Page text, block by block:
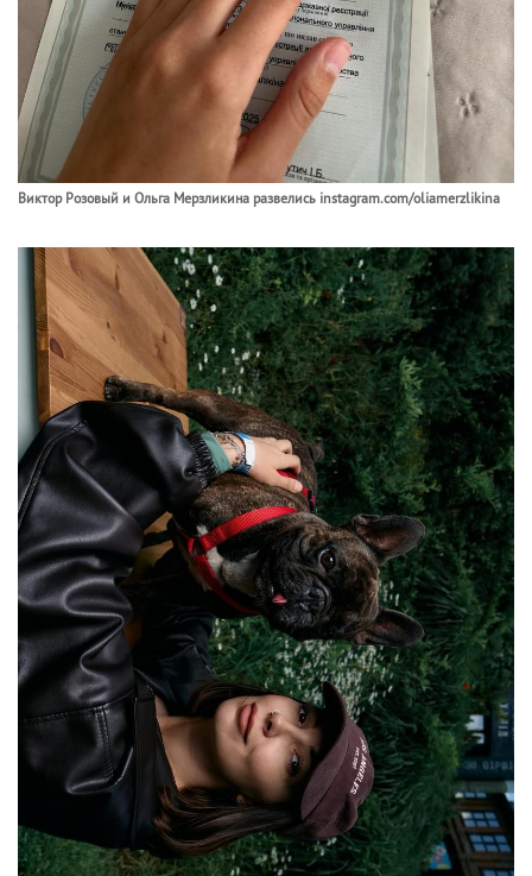
Виктор Розовый и Ольга Мерзликина развелись instagram.com/oliamerzlikina